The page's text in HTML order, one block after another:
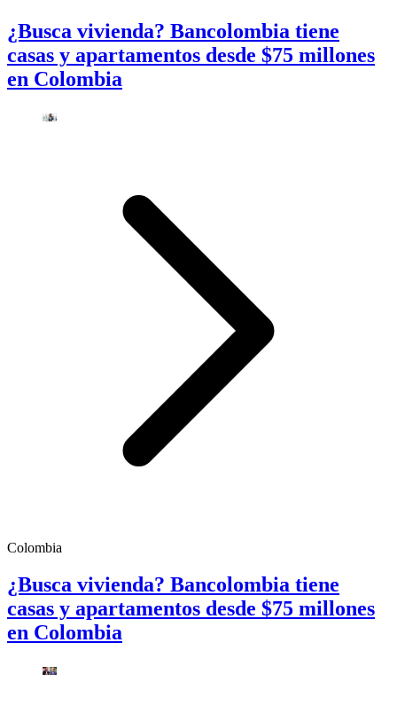
¿Busca vivienda? Bancolombia tiene
casas y apartamentos desde $75 millones
en Colombia
Colombia
¿Busca vivienda? Bancolombia tiene
casas y apartamentos desde $75 millones
en Colombia